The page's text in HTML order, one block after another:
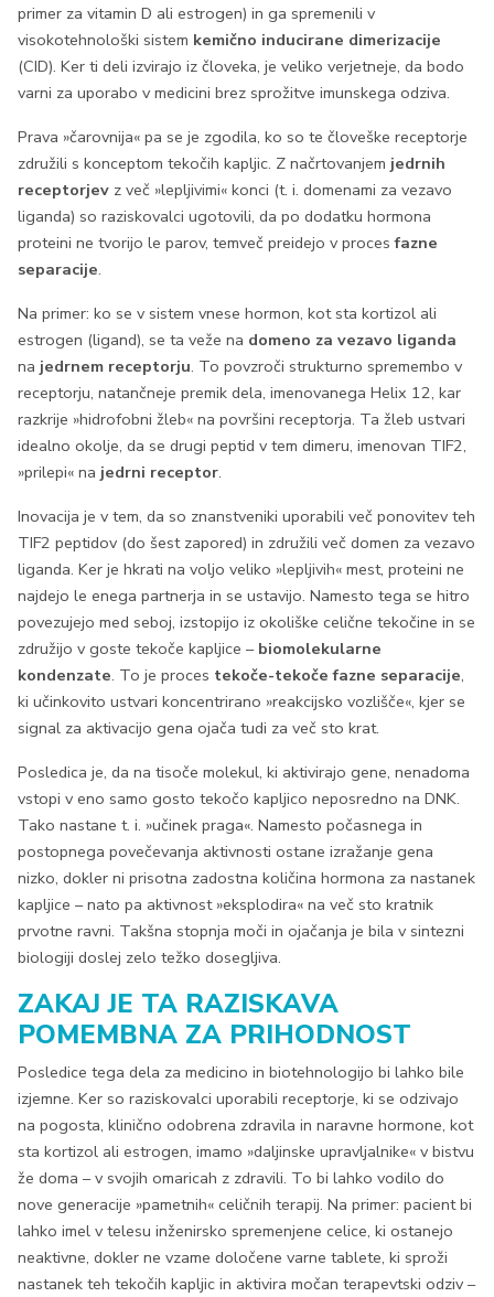
primer za vitamin D ali estrogen) in ga spremenili v
visokotehnološki sistem kemično inducirane dimerizacije
(CID). Ker ti deli izvirajo iz človeka, je veliko verjetneje, da bodo
varni za uporabo v medicini brez sprožitve imunskega odziva.
Prava »čarovnija« pa se je zgodila, ko so te človeške receptorje
združili s konceptom tekočih kapljic. Z načrtovanjem jedrnih
receptorjev z več »lepljivimi« konci (t. i. domenami za vezavo
liganda) so raziskovalci ugotovili, da po dodatku hormona
proteini ne tvorijo le parov, temveč preidejo v procesfazne
separacije.
Na primer: ko se v sistem vnese hormon, kot sta kortizol ali
estrogen (ligand), se ta veže na domeno za vezavo liganda
na jedrnem receptorju. To povzroči strukturno spremembo v
receptorju, natančneje premik dela, imenovanega Helix 12, kar
razkrije »hidrofobni žleb« na površini receptorja. Ta žleb ustvari
idealno okolje, da se drugi peptid v tem dimeru, imenovan TIF2,
»prilepi« na jedrni receptor.
Inovacija je v tem, da so znanstveniki uporabili več ponovitev teh
TIF2 peptidov (do šest zapored) in združili več domen za vezavo
liganda. Ker je hkrati na voljo veliko »lepljivih« mest, proteini ne
najdejo le enega partnerja in se ustavijo. Namesto tega se hitro
povezujejo med seboj, izstopijo iz okoliške celične tekočine in se
združijo v goste tekoče kapljice – biomolekularne
kondenzate. To je proces tekoče-tekoče fazne separacije,
ki učinkovito ustvari koncentrirano »reakcijsko vozlišče«, kjer se
signal za aktivacijo gena ojača tudi za več sto krat.
Posledica je, da na tisoče molekul, ki aktivirajo gene, nenadoma
vstopi v eno samo gosto tekočo kapljico neposredno na DNK.
Tako nastane t. i. »učinek praga«. Namesto počasnega in
postopnega povečevanja aktivnosti ostane izražanje gena
nizko, dokler ni prisotna zadostna količina hormona za nastanek
kapljice – nato pa aktivnost »eksplodira« na več sto kratnik
prvotne ravni. Takšna stopnja moči in ojačanja je bila v sintezni
biologiji doslej zelo težko dosegljiva.
ZAKAJ JE TA RAZISKAVA
POMEMBNA ZA PRIHODNOST
Posledice tega dela za medicino in biotehnologijo bi lahko bile
izjemne. Ker so raziskovalci uporabili receptorje, ki se odzivajo
na pogosta, klinično odobrena zdravila in naravne hormone, kot
sta kortizol ali estrogen, imamo »daljinske upravljalnike« v bistvu
že doma – v svojih omaricah z zdravili. To bi lahko vodilo do
nove generacije »pametnih« celičnih terapij. Na primer: pacient bi
lahko imel v telesu inženirsko spremenjene celice, ki ostanejo
neaktivne, dokler ne vzame določene varne tablete, ki sproži
nastanek teh tekočih kapljic in aktivira močan terapevtski odziv –